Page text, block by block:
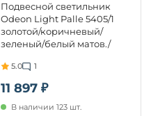
11 897 ₽
Подвесной светильник
Odeon Light Palle 5405/1
золотой/коричневый/
зеленый/белый матов./
E14 1*40W (220V, подвески,
на проводе, шар)
5.0 1
В наличии 123 шт.